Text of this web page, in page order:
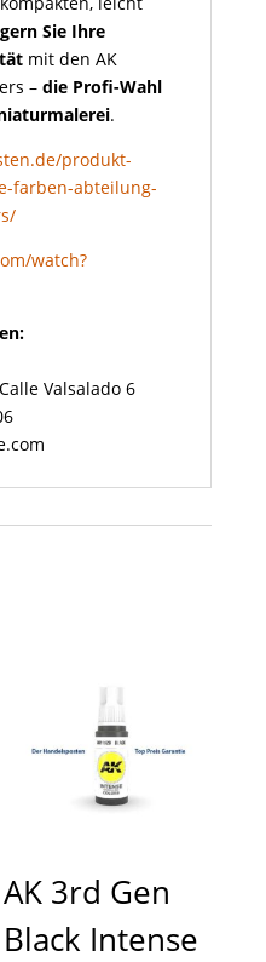
Sie Ihre
mit den AK
– die Profi-Wahl
.
produkt-
farben-abteilung-
watch?
Valsalado 6
AK 3rd Gen
Black Intense